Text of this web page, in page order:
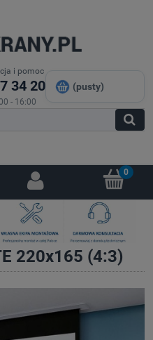
i pomoc
34 20
- 16:00
(pusty)
220x165 (4:3)